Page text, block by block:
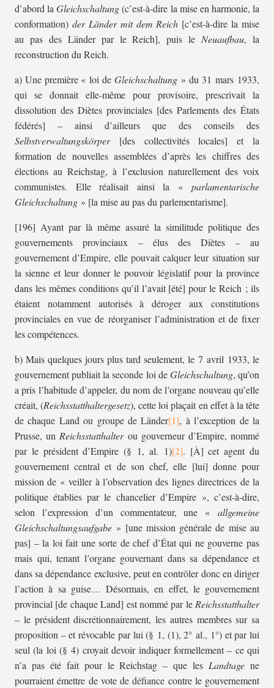
d’abord laGleichschaltung(c’est-à-dire la mise en harmonie, la
conformation) der Länder mit dem Reich [c’est-à-dire la mise
au pas des Länder par le Reich], puis le Neuaufbau, la
reconstruction du Reich.
a) Une première « loi de Gleichschaltung» du 31 mars 1933,
qui se donnait elle-même pour provisoire, prescrivait la
dissolution des Diètes provinciales [des Parlements des États
fédérés] – ainsi d’ailleurs que des conseils des
Selbstverwaltungskörper[des collectivités locales] et la
formation de nouvelles assemblées d’après les chiffres des
élections au Reichstag, à l’exclusion naturellement des voix
communistes. Elle réalisait ainsi la « parlamentarische
Gleichschaltung » [la mise au pas du parlementarisme].
[196] Ayant par là même assuré la similitude politique des
gouvernements provinciaux – élus des Diètes – au
gouvernement d’Empire, elle pouvait calquer leur situation sur
la sienne et leur donner le pouvoir législatif pour la province
dans les mêmes conditions qu’il l’avait [été] pour le Reich ; ils
étaient notamment autorisés à déroger aux constitutions
provinciales en vue de réorganiser l’administration et de fixer
les compétences.
b) Mais quelques jours plus tard seulement, le 7 avril 1933, le
gouvernement publiait la seconde loi deGleichschaltung, qu’on
a pris l’habitude d’appeler, du nom de l’organe nouveau qu’elle
créait, (Reichsstatthaltergesetz), cette loi plaçait en effet à la tête
de chaque Land ou groupe de Länder
, à l’exception de la
Prusse, un Reichsstatthalterou gouverneur d’Empire, nommé
par le président d’Empire (§ 1, al. 1)
. [À] cet agent du
gouvernement central et de son chef, elle [lui] donne pour
mission de « veiller à l’observation des lignes directrices de la
politique établies par le chancelier d’Empire », c’est-à-dire,
selon l’expression d’un commentateur, une « allgemeine
Gleichschaltungsaufgabe » [une mission générale de mise au
pas] – la loi fait une sorte de chef d’État qui ne gouverne pas
mais qui, tenant l’organe gouvernant dans sa dépendance et
dans sa dépendance exclusive, peut en contrôler donc en diriger
l’action à sa guise… Désormais, en effet, le gouvernement
provincial [de chaque Land] est nommé par le Reichsstatthalter
– le président discrétionnairement, les autres membres sur sa
proposition – et révocable par lui (§ 1, (1), 2° al., 1°) et par lui
seul (la loi (§ 4) croyait devoir indiquer formellement – ce qui
n’a pas été fait pour le Reichstag – que les Landtage ne
pourraient émettre de vote de défiance contre le gouvernement